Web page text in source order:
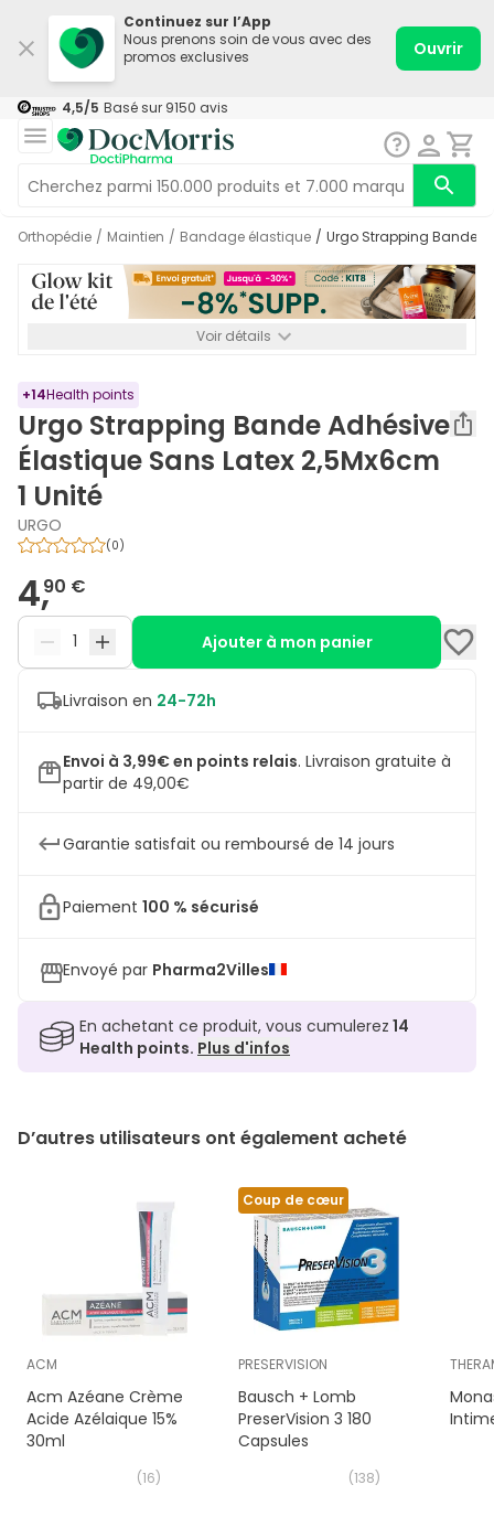
Continuez sur l’App
Nous prenons soin de vous avec des
promos exclusives
Ouvrir
4,5/5 Basé sur 9150 avis
Orthopédie / Maintien / Bandage élastique / Urgo Strapping Bande
Voir détails
+14Health points
Urgo Strapping Bande Adhésive
Élastique Sans Latex 2,5Mx6cm
1 Unité
URGO
(0)
4,90 €
Ajouter à mon panier
Livraison en 24-72h
Envoi à 3,99€ en points relais. Livraison gratuite à
partir de 49,00€
Garantie satisfait ou remboursé de 14 jours
Paiement 100 % sécurisé
Envoyé par Pharma2Villes
En achetant ce produit, vous cumulerez 14
Health points. Plus d'infos
D’autres utilisateurs ont également acheté
ACM
Acm Azéane Crème
Acide Azélaique 15%
30ml
(16)
Coup de cœur
PRESERVISION
Bausch + Lomb
PreserVision 3 180
Capsules
(138)